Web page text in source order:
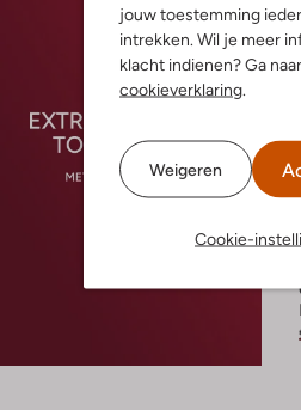
jouw toestemming
intrekken. Wil je meer
klacht indienen? Ga
cookieverklaring.
Weigeren
Cookie-